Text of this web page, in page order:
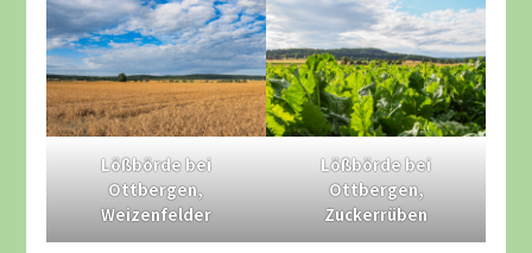
Lößbörde bei
Ottbergen,
Weizenfelder
Lößbörde bei
Ottbergen,
Zuckerrüben